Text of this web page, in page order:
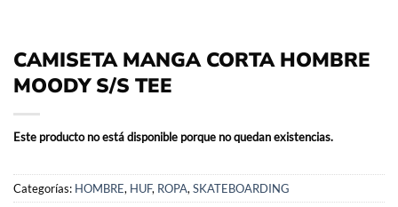
CAMISETA MANGA CORTA HOMBRE
MOODY S/S TEE
Este producto no está disponible porque no quedan existencias.
Categorías: HOMBRE, HUF, ROPA, SKATEBOARDING